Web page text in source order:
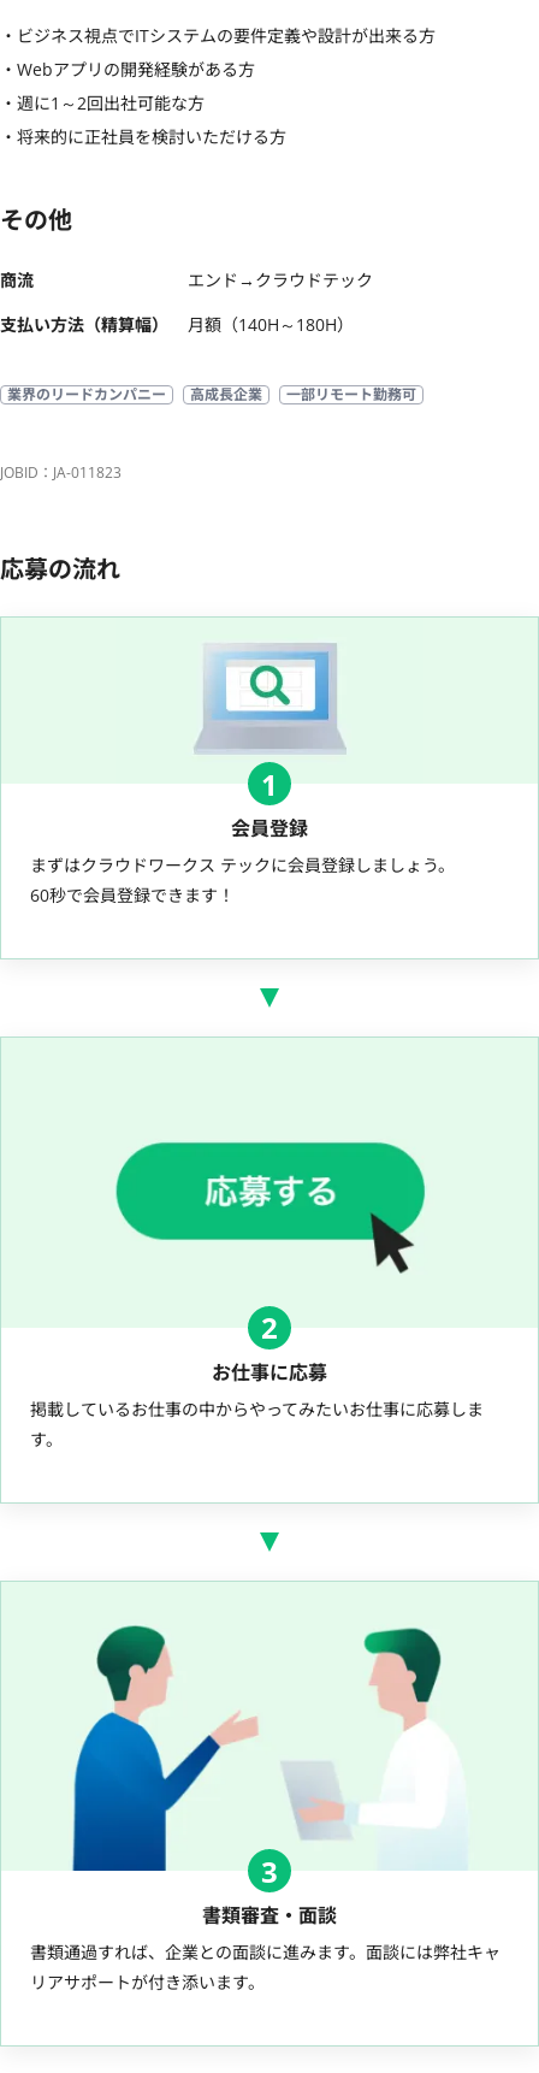
・ビジネス視点でITシステムの要件定義や設計が出来る方
・Webアプリの開発経験がある方
・週に1～2回出社可能な方
・将来的に正社員を検討いただける方
その他
商流
エンド→クラウドテック
支払い方法（精算幅）
月額（140H～180H）
業界のリードカンパニー 高成長企業 一部リモート勤務可
JOBID：JA-011823
応募の流れ
1
会員登録
まずはクラウドワークス テックに会員登録しましょう。
60秒で会員登録できます！
2
お仕事に応募
掲載しているお仕事の中からやってみたいお仕事に応募しま
す。
3
書類審査・面談
書類通過すれば、企業との面談に進みます。面談には弊社キャ
リアサポートが付き添います。